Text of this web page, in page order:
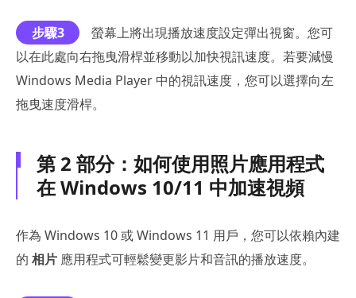
步驟3
螢幕上將出現播放速度設定彈出視窗。您可
以在此處向右拖曳滑桿並移動以加快視訊速度。若要減慢
Windows Media Player 中的視訊速度，您可以選擇向左
拖曳速度滑桿。
第 2 部分：如何使用照片應用程式
在 Windows 10/11 中加速視頻
作為 Windows 10 或 Windows 11 用戶，您可以依賴內建
的 相片 應用程式可輕鬆變更影片和音訊的播放速度。